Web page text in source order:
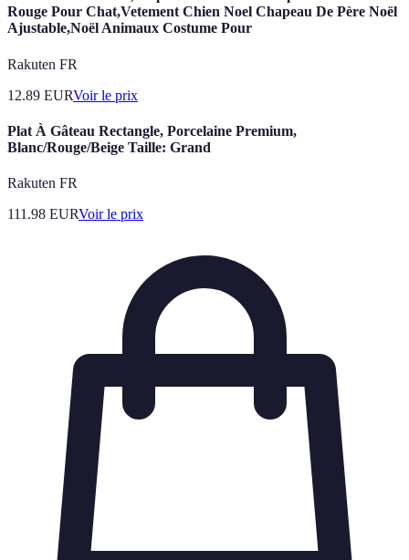
Rouge Pour Chat,Vetement Chien Noel Chapeau De Père Noël
Ajustable,Noël Animaux Costume Pour
Rakuten FR
12.89 EURVoir le prix
Plat À Gâteau Rectangle, Porcelaine Premium,
Blanc/Rouge/Beige Taille: Grand
Rakuten FR
111.98 EURVoir le prix